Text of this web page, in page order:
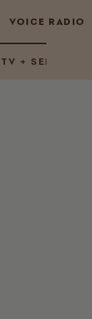
VOICE RADIO
TV + SERIES